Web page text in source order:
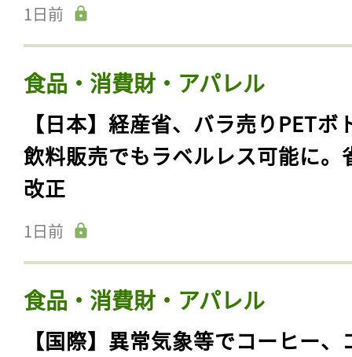
1日前
食品・消費財・アパレル
【日本】経産省、バラ売りPETボ
飲料販売でもラベルレス可能に。
改正
1日前
食品・消費財・アパレル
【国際】異常気象等でコーヒー、